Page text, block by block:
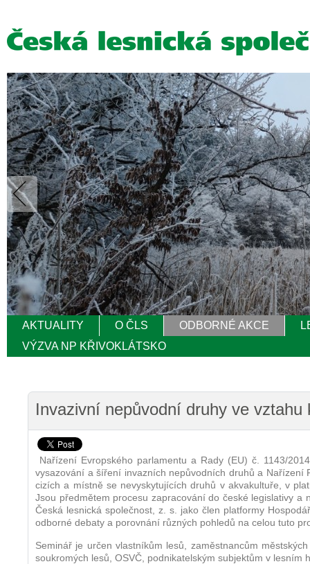
AKTUALITY O ČLS ODBORNÉ AKCE
VÝZVA NP KŘIVOKLÁTSKO
Invazivní nepůvodní druhy ve
Nařízení Evropského parlamentu a Rady (EU) č. 1143/
vysazování a šíření invazních nepůvodních druhů a
cizích a místně se nevyskytujících druhů v akvakultuře, v
Jsou předmětem procesu zapracování do české legislativy
Česká lesnická společnost, z. s. jako člen platformy
odborné debaty a porovnání různých pohledů na celou tuto
Seminář je určen vlastníkům lesů, zaměstnancům
soukromých lesů, OSVČ, podnikatelským subjektům v